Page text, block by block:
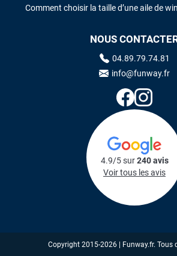
Comment choisir la taille d’une aile de
NOUS
04.89.79.74.81
info@funway.fr
4.9/5 sur240 avis
Voir tous les avis
Copyright 2015-2026 | Funway.fr. Tous